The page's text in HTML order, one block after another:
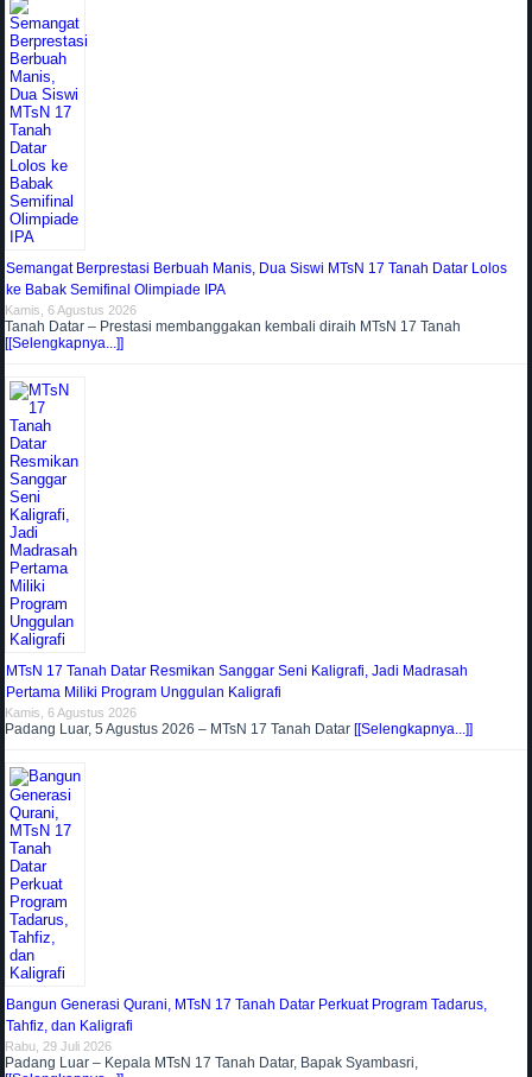
Semangat Berprestasi Berbuah Manis, Dua Siswi MTsN 17 Tanah Datar Lolos
ke Babak Semifinal Olimpiade IPA
Kamis, 6 Agustus 2026
Tanah Datar – Prestasi membanggakan kembali diraih MTsN 17 Tanah
[[Selengkapnya...]]
MTsN 17 Tanah Datar Resmikan Sanggar Seni Kaligrafi, Jadi Madrasah
Pertama Miliki Program Unggulan Kaligrafi
Kamis, 6 Agustus 2026
Padang Luar, 5 Agustus 2026 – MTsN 17 Tanah Datar[[Selengkapnya...]]
Bangun Generasi Qurani, MTsN 17 Tanah Datar Perkuat Program Tadarus,
Tahfiz, dan Kaligrafi
Rabu, 29 Juli 2026
Padang Luar – Kepala MTsN 17 Tanah Datar, Bapak Syambasri,